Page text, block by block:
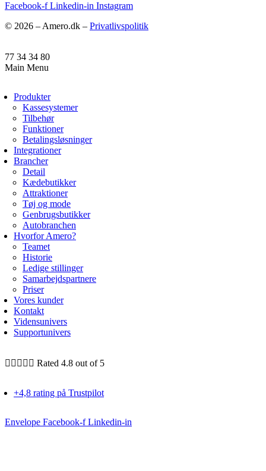
Facebook-f Linkedin-in Instagram
© 2026 – Amero.dk – Privatlivspolitik
77 34 34 80
Main Menu
Produkter
Kassesystemer
Tilbehør
Funktioner
Betalingsløsninger
Integrationer
Brancher
Detail
Kædebutikker
Attraktioner
Tøj og mode
Genbrugsbutikker
Autobranchen
Hvorfor Amero?
Teamet
Historie
Ledige stillinger
Samarbejdspartnere
Priser
Vores kunder
Kontakt
Vidensunivers
Supportunivers
     Rated 4.8 out of 5
+4,8 rating på Trustpilot
Envelope Facebook-f Linkedin-in